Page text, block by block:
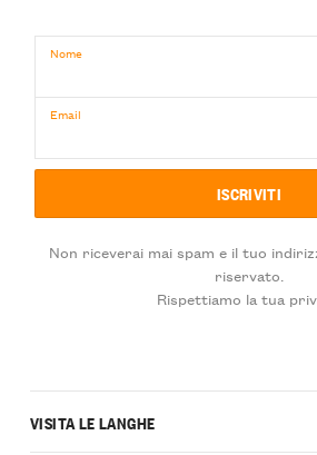
Nome
Email
Non riceverai mai spam e il tuo
riservato.
Rispettiamo la tua
VISITA LE LANGHE